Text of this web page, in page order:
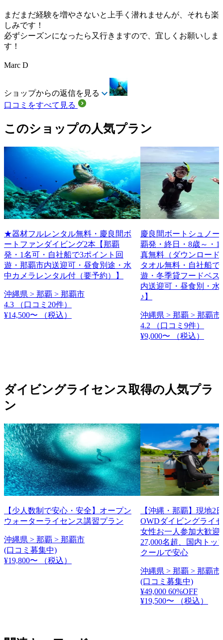
まだまだ経験を増やさないと上手く潜れませんが、それも楽
しみです！
必ずシーズンになったら又行きますので、宜しくお願いしま
す！
Marc D
ショップからの返信を見る
口コミをすべて見る
このショップの人気プラン
★器材フルレンタル無料・慶良間ボ
ートファンダイビング2本【那覇
発・1名可・自社船で3ポイント回
遊・那覇市内送迎可・昼食別途・水
中カメラレンタル付（要予約）】
沖縄県 > 那覇 > 那覇市
4.3
（口コミ20件）
¥14,500〜
（税込）
慶良間ボートシュノー
覇発・終日・8歳～・1
真無料（ダウンロード
タオル無料・自社船で
遊・冬季貸フードベス
内送迎可・昼食別・水
♪】
沖縄県 > 那覇 > 那覇市
4.2
（口コミ9件）
¥9,000〜
（税込）
ダイビングライセンス取得の人気プラ
ン
【少人数制で安心・安全】オープン
ウォーターライセンス講習プラン
沖縄県 > 那覇 > 那覇市
(口コミ募集中)
¥19,800〜
（税込）
【沖縄・那覇】現地
OWDダイビングライ
女性お一人参加大歓迎
27,000名超、国内トッ
クールで安心
沖縄県 > 那覇 > 那覇市
(口コミ募集中)
¥49,000 60%OFF
¥19,500〜
（税込）